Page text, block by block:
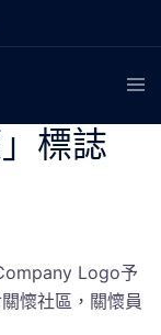
標誌
Logo予
懷社區，關懷員